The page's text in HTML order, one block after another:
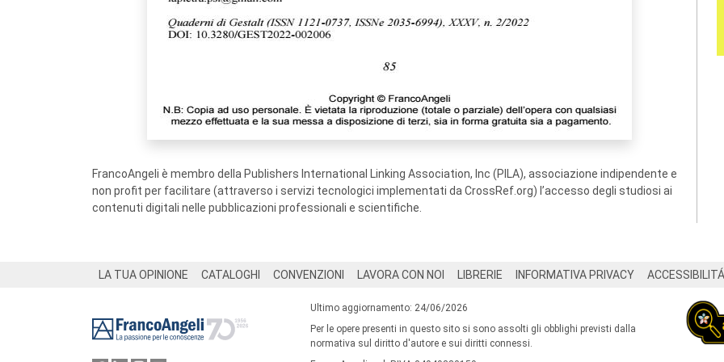
FrancoAngeli è membro della Publishers International Linking Association, Inc (PILA), associazione indipendente e
non profit per facilitare (attraverso i servizi tecnologici implementati da CrossRef.org) l’accesso degli studiosi ai
contenuti digitali nelle pubblicazioni professionali e scientifiche.
LA TUA OPINIONE CATALOGHI CONVENZIONI LAVORA CON NOI LIBRERIE INFORMATIVA PRIVACY ACCESSIBILITÁ
Ultimo aggiornamento: 24/06/2026
Per le opere presenti in questo sito si sono assolti gli obblighi previsti dalla
normativa sul diritto d'autore e sui diritti connessi.